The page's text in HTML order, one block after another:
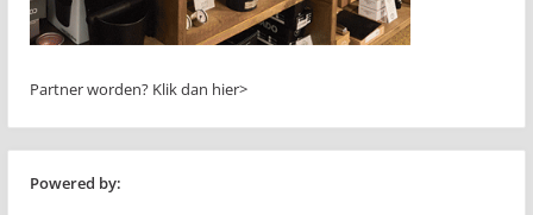
Partner worden? Klik dan hier>
Powered by: